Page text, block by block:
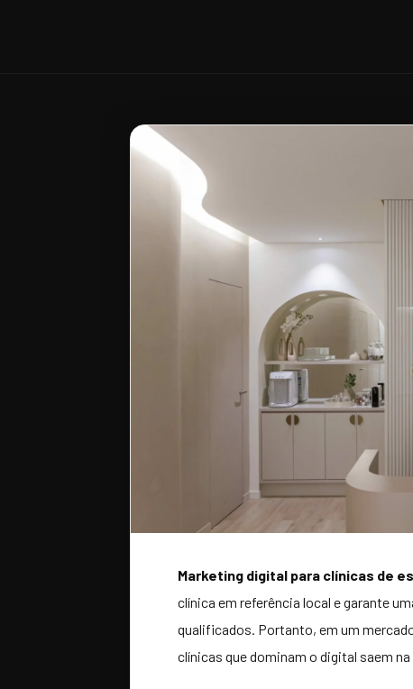
Marketing digital para clínicas de
clínica em referência local e garante
qualificados. Portanto, em um
clínicas que dominam o digital saem